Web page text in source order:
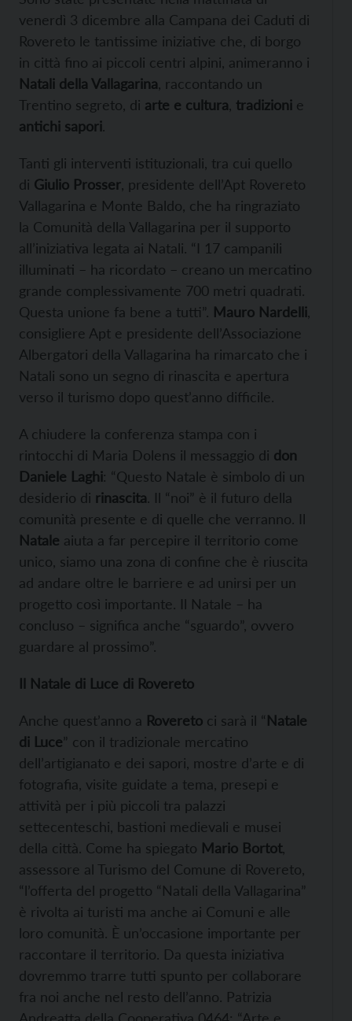
venerdì 3 dicembre alla Campana dei Caduti di
Rovereto le tantissime iniziative che, di borgo
in città fino ai piccoli centri alpini, animeranno i
Natali della Vallagarina , raccontando un
Trentino segreto, di arte e cultura tradizioni e
antichi sapori.
Tanti gli interventi istituzionali, tra cui quello
di Giulio Prosser , presidente dell’Apt Rovereto
Vallagarina e Monte Baldo, che ha ringraziato
la Comunità della Vallagarina per il supporto
all’iniziativa legata ai Natali. “I 17 campanili
illuminati – ha ricordato – creano un mercatino
grande complessivamente 700 metri quadrati.
Questa unione fa bene a tutti”. Mauro Nardelli
consigliere Apt e presidente dell’Associazione
Albergatori della Vallagarina ha rimarcato che i
Natali sono un segno di rinascita e apertura
verso il turismo dopo quest’anno difficile.
A chiudere la conferenza stampa con i
rintocchi di Maria Dolens il messaggio di don
Daniele Laghi: “Questo Natale è simbolo di un
desiderio di rinascita. Il “noi” è il futuro della
comunità presente e di quelle che verranno. Il
Natale aiuta a far percepire il territorio come
unico, siamo una zona di confine che è riuscita
ad andare oltre le barriere e ad unirsi per un
progetto così importante. Il Natale – ha
concluso – significa anche “sguardo”, ovvero
guardare al prossimo”.
Il Natale di Luce di Rovereto
Anche quest’anno a Rovereto ci sarà il “Natale
di Luce” con il tradizionale mercatino
dell’artigianato e dei sapori, mostre d’arte e di
fotografia, visite guidate a tema, presepi e
attività per i più piccoli tra palazzi
settecenteschi, bastioni medievali e musei
della città. Come ha spiegato Mario Bortot,
assessore al Turismo del Comune di Rovereto,
“l’offerta del progetto “Natali della Vallagarina”
è rivolta ai turisti ma anche ai Comuni e alle
loro comunità. È un’occasione importante per
raccontare il territorio. Da questa iniziativa
dovremmo trarre tutti spunto per collaborare
fra noi anche nel resto dell’anno. Patrizia
Andreatta della Cooperativa 0464: “Arte e